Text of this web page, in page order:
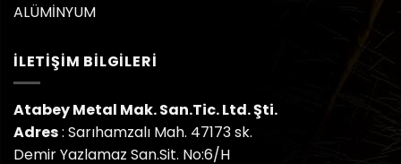
ALÜMİNYUM
İLETIŞIM BILGILERI
Atabey Metal Mak. San.Tic. Ltd. Şti.
Adres: Sarıhamzalı Mah. 47173 sk.
Demir Yazlamaz San.Sit. No:6/H